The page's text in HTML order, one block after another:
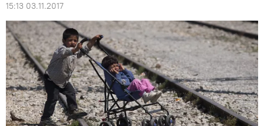
15:13 03.11.2017